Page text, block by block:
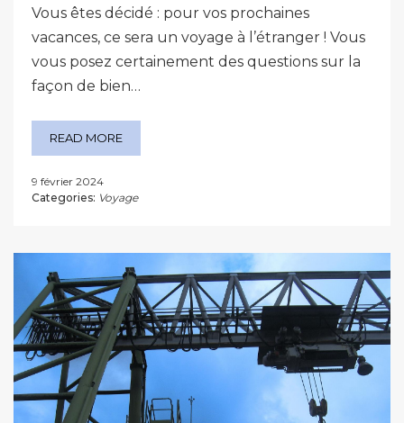
Vous êtes décidé : pour vos prochaines
vacances, ce sera un voyage à l’étranger ! Vous
vous posez certainement des questions sur la
façon de bien…
READ MORE
9 février 2024
Categories: Voyage